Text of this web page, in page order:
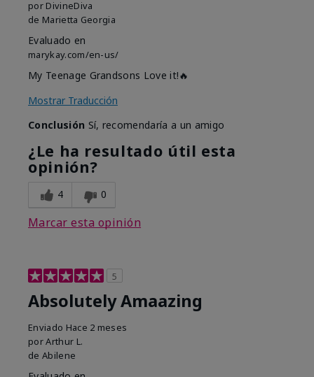
por DivineDiva
de Marietta Georgia
Evaluado en
marykay.com/en-us/
My Teenage Grandsons Love it!🔥
Mostrar Traducción
Conclusión Sí, recomendaría a un amigo
¿Le ha resultado útil esta
opinión?
4 0
Marcar esta opinión
5
Absolutely Amaazing
Enviado Hace 2 meses
porArthur L.
de Abilene